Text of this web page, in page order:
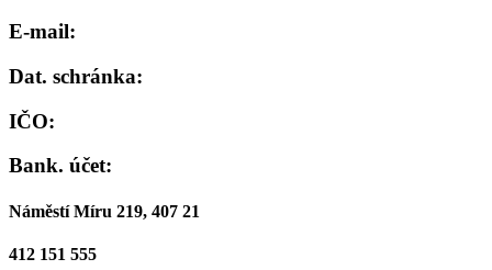
E-mail:
Dat. schránka:
IČO:
Bank. účet:
Náměstí Míru 219, 407 21
412 151 555